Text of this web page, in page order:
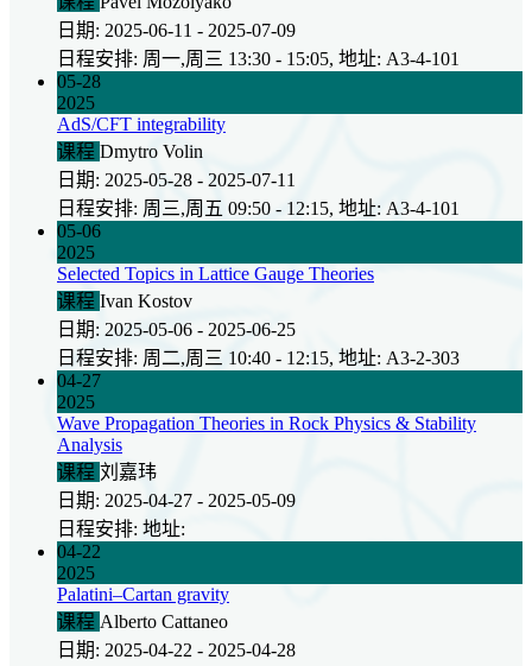
日期: 2025-06-11 - 2025-07-09
日程安排: 周一,周三 13:30 - 15:05, 地址: A3-4-101
05-28
2025
AdS/CFT integrability
课程 Dmytro Volin
日期: 2025-05-28 - 2025-07-11
日程安排: 周三,周五 09:50 - 12:15, 地址: A3-4-101
05-06
2025
Selected Topics in Lattice Gauge Theories
课程 Ivan Kostov
日期: 2025-05-06 - 2025-06-25
日程安排: 周二,周三 10:40 - 12:15, 地址: A3-2-303
04-27
2025
Wave Propagation Theories in Rock Physics & Stability
Analysis
课程 刘嘉玮
日期: 2025-04-27 - 2025-05-09
日程安排: 地址:
04-22
2025
Palatini–Cartan gravity
课程 Alberto Cattaneo
日期: 2025-04-22 - 2025-04-28